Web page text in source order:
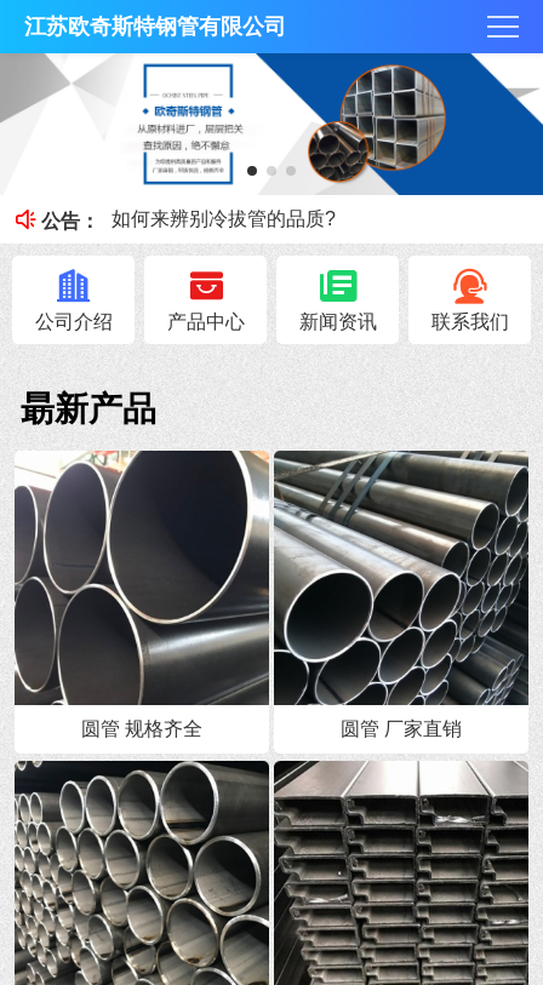
江苏欧奇斯特钢管有限公司
公告：
冷拔管的光亮度特征
冷拔管对比热轧管有什么区别
如何来辨别冷拔管的品质?
钢管知识----冷拔管和热轧管区别
无锡不锈钢焊管原料的加工性能
公司介绍 产品中心 新闻资讯 联系我们
朂新产品
圆管 规格齐全 圆管 厂家直销